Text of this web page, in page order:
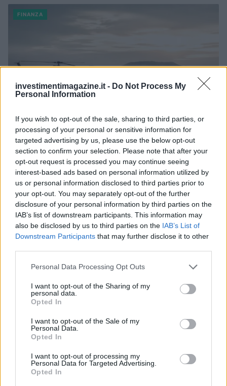
investimentimagazine.it - Do Not Process My
Personal Information
If you wish to opt-out of the sale, sharing to third parties, or
processing of your personal or sensitive information for
targeted advertising by us, please use the below opt-out
section to confirm your selection. Please note that after your
opt-out request is processed you may continue seeing
interest-based ads based on personal information utilized by
us or personal information disclosed to third parties prior to
your opt-out. You may separately opt-out of the further
disclosure of your personal information by third parties on the
IAB’s list of downstream participants. This information may
also be disclosed by us to third parties on the IAB’s List of
Downstream Participants that may further disclose it to other
Please note that this website/app uses one or more Google
not limited to your visit or usage behaviour. You may click to
grant or deny consent to Google and its third-party tags to
use your data for below specified purposes in below Google
consent section.
Personal Data Processing Opt Outs
I want to opt-out of the Sharing of my
personal data.
Opted In
I want to opt-out of the Sale of my
Personal Data.
Opted In
I want to opt-out of processing my
Personal Data for Targeted Advertising.
Opted In
FINANZA
Reparti aeronavali della Guardia di Finanza: controllo del
territorio e contrasto agli illeciti
Governo e opposizione in contrasto: le accuse di Conte sulle
mascherine contraffatte
Francesca Galli · 7 Ago 2026